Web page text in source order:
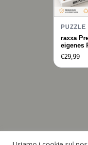
PUZZLE
raxxa
eigenes
€29,99